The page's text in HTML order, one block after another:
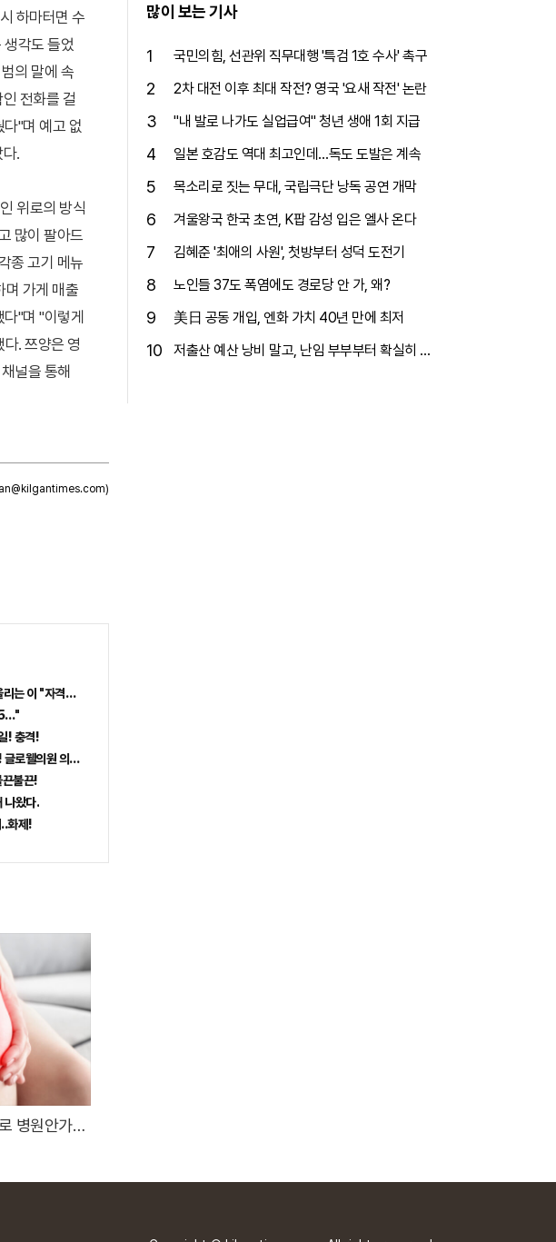
하마터면 수
생각도 들었
의 말에 속
전화를 걸
"며 예고 없
.
위로의 방식
많이 팔아드
종 고기 메뉴
며 가게 매출
"며 "이렇게
. 쯔양은 영
널을 통해
는 이 "자격증"에 몰리는 이유 알고보니…
! 충격!
글로웰의원 의)96837
불끈!
나왔다.
화제!
병원안가도
많이 보는 기사
1 국민의힘, 선관위 직무대행 '특검 1호 수사' 촉구
2 2차 대전 이후 최대 작전? 영국 '요새 작전' 논란
3 "내 발로 나가도 실업급여" 청년 생애 1회 지급
4 일본 호감도 역대 최고인데…독도 도발은 계속
5 목소리로 짓는 무대, 국립극단 낭독 공연 개막
6 겨울왕국 한국 초연, K팝 감성 입은 엘사 온다
7 김혜준 '최애의 사원', 첫방부터 성덕 도전기
8 노인들 37도 폭염에도 경로당 안 가, 왜?
9 美日 공동 개입, 엔화 가치 40년 만에 최저
10
저출산 예산 낭비 말고, 난임 부부부터 확실히 돕